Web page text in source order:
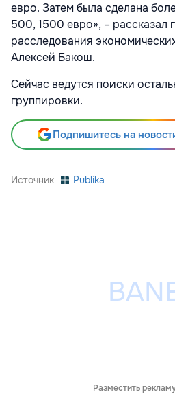
евро. Затем была сделана
500, 1500 евро», – рассказал
расследования
Алексей Бакош.
Сейчас ведутся поиски
группировки.
Подпишитесь на
Источник Publika
Разместить